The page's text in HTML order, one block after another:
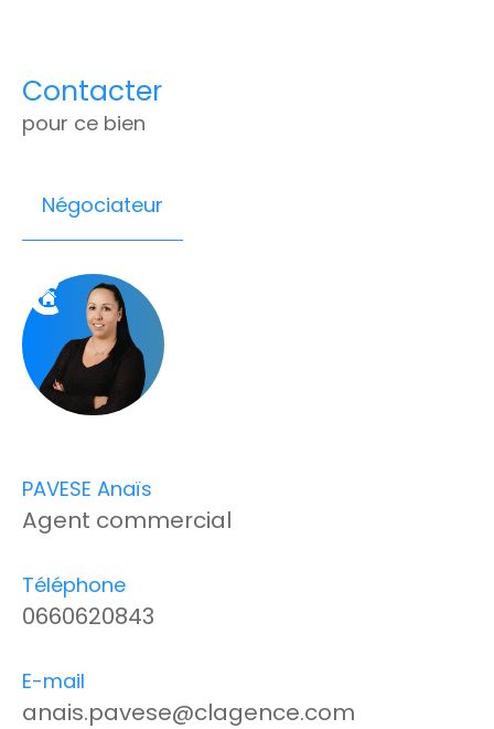
Contacter
pour ce bien
Négociateur
PAVESE Anaïs
Agent commercial
Téléphone
0660620843
E-mail
anais.pavese@clagence.com